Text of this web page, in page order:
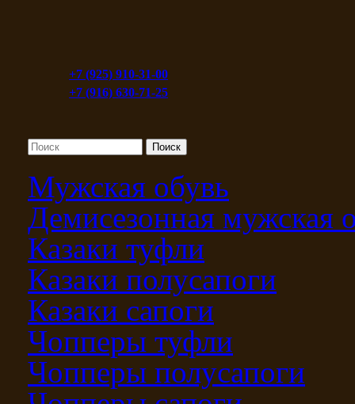
+7 (925) 910-31-00
+7 (916) 630-71-25
Мужская обувь
Демисезонная мужская
Казаки туфли
Казаки полусапоги
Казаки сапоги
Чопперы туфли
Чопперы полусапоги